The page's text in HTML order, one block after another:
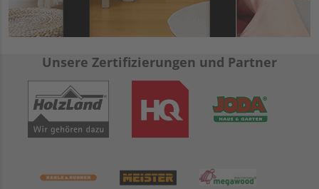
Unsere Zertifizierungen und Partner